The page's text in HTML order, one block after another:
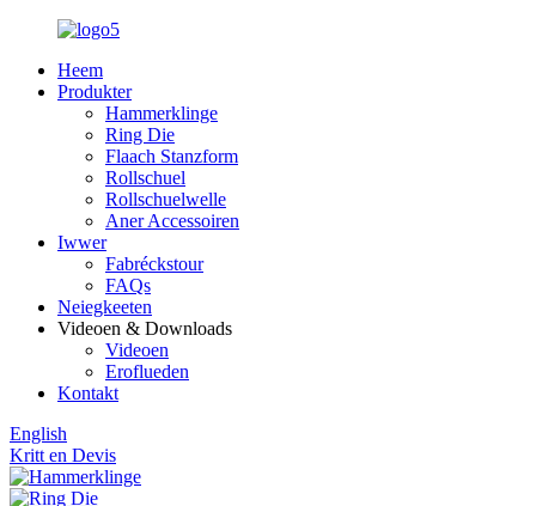
Heem
Produkter
Hammerklinge
Ring Die
Flaach Stanzform
Rollschuel
Rollschuelwelle
Aner Accessoiren
Iwwer
Fabréckstour
FAQs
Neiegkeeten
Videoen & Downloads
Videoen
Eroflueden
Kontakt
English
Kritt en Devis